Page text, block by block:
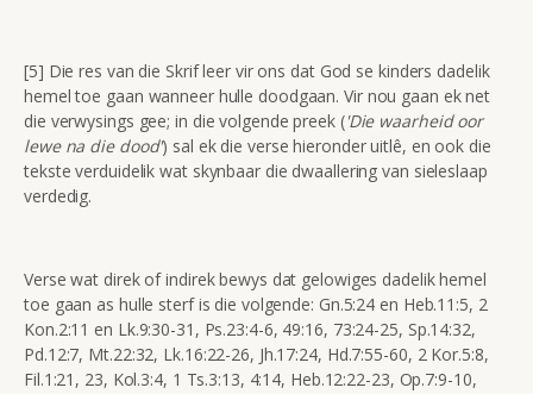
[5] Die res van die Skrif leer vir ons dat God se kinders dadelik
hemel toe gaan wanneer hulle doodgaan. Vir nou gaan ek net
die verwysings gee; in die volgende preek ('Die waarheid oor
lewe na die dood') sal ek die verse hieronder uitlê, en ook die
tekste verduidelik wat skynbaar die dwaallering van sieleslaap
verdedig.
Verse wat direk of indirek bewys dat gelowiges dadelik hemel
toe gaan as hulle sterf is die volgende: Gn.5:24 en Heb.11:5, 2
Kon.2:11 en Lk.9:30-31, Ps.23:4-6, 49:16, 73:24-25, Sp.14:32,
Pd.12:7, Mt.22:32, Lk.16:22-26, Jh.17:24, Hd.7:55-60, 2 Kor.5:8,
Fil.1:21, 23, Kol.3:4, 1 Ts.3:13, 4:14, Heb.12:22-23, Op.7:9-10,